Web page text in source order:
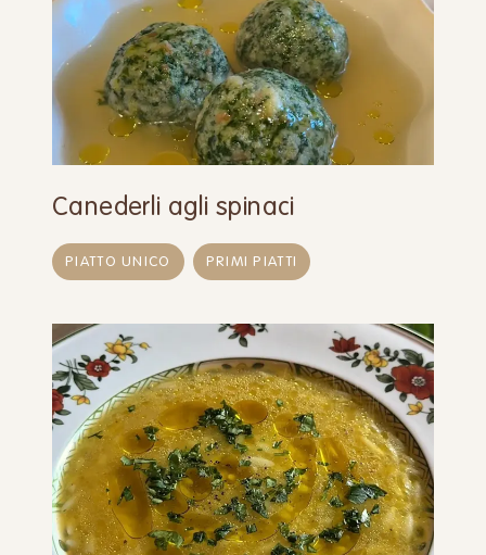
Canederli agli spinaci
PIATTO UNICO PRIMI PIATTI